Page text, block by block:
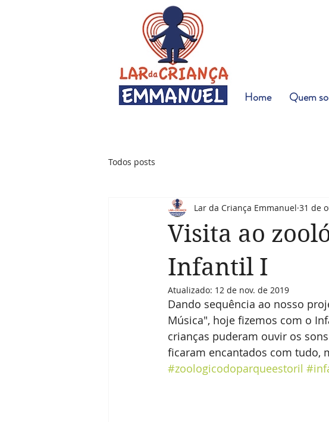
Todos posts
Visita ao
Infantil I
Lar da Criança Emmanuel 31 de
Atualizado: 12 de nov. de 2019
Dando sequência ao nosso
Música", hoje fizemos com o
crianças puderam ouvir os
ficaram encantados com tudo,
#zoologicodoparqueestoril
Home Quem